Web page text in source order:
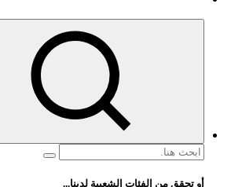
البحث
أو تحقق من الفئات الشعبية لدينا...